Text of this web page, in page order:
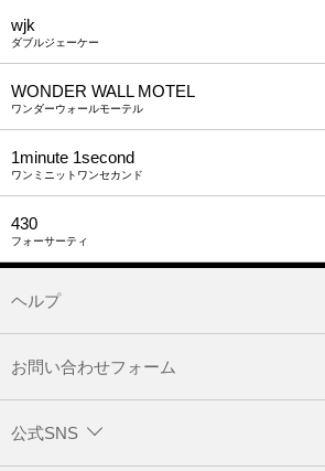
wjk
ダブルジェーケー
WONDER WALL MOTEL
ワンダーウォールモーテル
1minute​ 1second
ワンミニットワンセカンド
430
フォーサーティ
ヘルプ
お問い合わせフォーム
公式SNS